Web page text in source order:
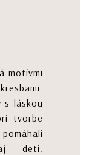
motívmi
s láskou
tvorbe
deti.